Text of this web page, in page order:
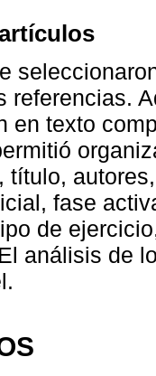
referencias.
en texto
título,
fase
de
análisis de